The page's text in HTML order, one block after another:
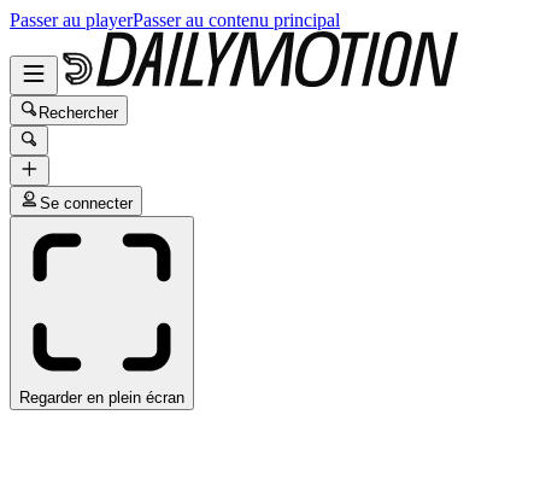
Passer au playerPasser au contenu principal
Rechercher
Se connecter
Regarder en plein écran